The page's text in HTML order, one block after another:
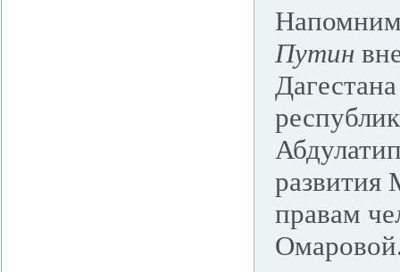
Путин
развития
правам